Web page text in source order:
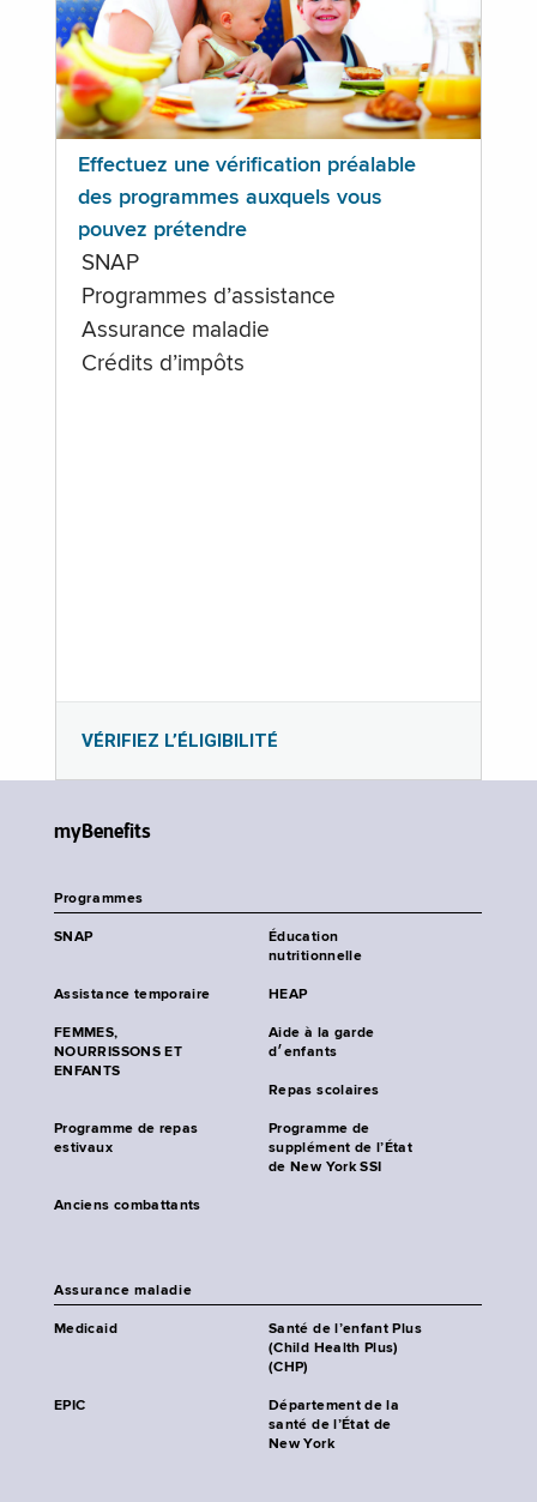
Effectuez une vérification préalable
des programmes auxquels vous
pouvez prétendre
SNAP
Programmes d’assistance
Assurance maladie
Crédits d’impôts
VÉRIFIEZ L’ÉLIGIBILITÉ
myBenefits
Programmes
SNAP
Éducation
nutritionnelle
Assistance temporaire HEAP
FEMMES,
NOURRISSONS ET
ENFANTS
Aide à la garde
d׳enfants
Repas scolaires
Programme de repas
estivaux
Programme de
supplément de l’État
de New York SSI
Anciens combattants
Assurance maladie
Medicaid
Santé de l’enfant Plus
(Child Health Plus)
(CHP)
EPIC
Département de la
santé de l’État de
New York